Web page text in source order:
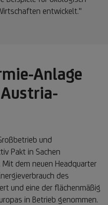
entwickelt."
Anlage
und
Pakt in Sachen
dem neuen Headquarter
des
und eine der flächenmäßig
in Betrieb genommen.